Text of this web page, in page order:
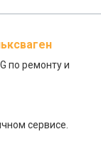
по ремонту и
сервисе.